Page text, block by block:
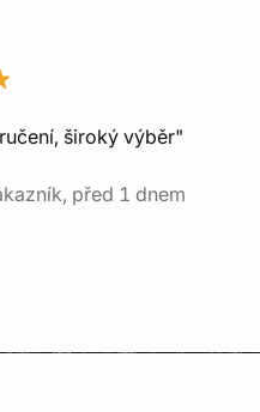
široký výběr"
před 1 dnem